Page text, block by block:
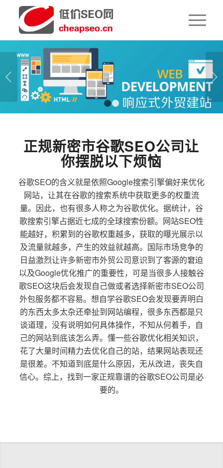
下一页
1 2
正规新密市谷歌SEO公司让
你摆脱以下烦恼
谷歌SEO的含义就是依照Google搜索引擎偏好来优化
网站，让其在谷歌的搜索系统中获取更多的权重流
量。因此，也有很多人称之为谷歌优化。据统计，谷
歌搜索引擎占据近七成的全球搜索份额。网站SEO性
能越好，积累到的谷歌权重越多，获取的曝光展示以
及流量就越多，产生的效益就越高。国际市场竞争的
日益激烈让许多新密市外贸公司意识到了客源的窘迫
以及Google优化推广的重要性，可是当很多人接触谷
歌SEO这块后会发现自己做或者选择新密市SEO公司
外包服务都不容易。想自学谷歌SEO会发现要弄明白
的东西太多太杂还牵扯到网站编程，很多东西都是只
谈道理，没有说明如何具体操作，不知从何着手，自
己的网站到底该怎么弄。懂一些谷歌优化相关知识，
花了大量时间精力去优化自己的站，结果网站表现还
是很差。不知道到底是什么原因，无从改进，丧失自
信心。综上，找到一家正规靠谱的谷歌SEO公司是必
要的。